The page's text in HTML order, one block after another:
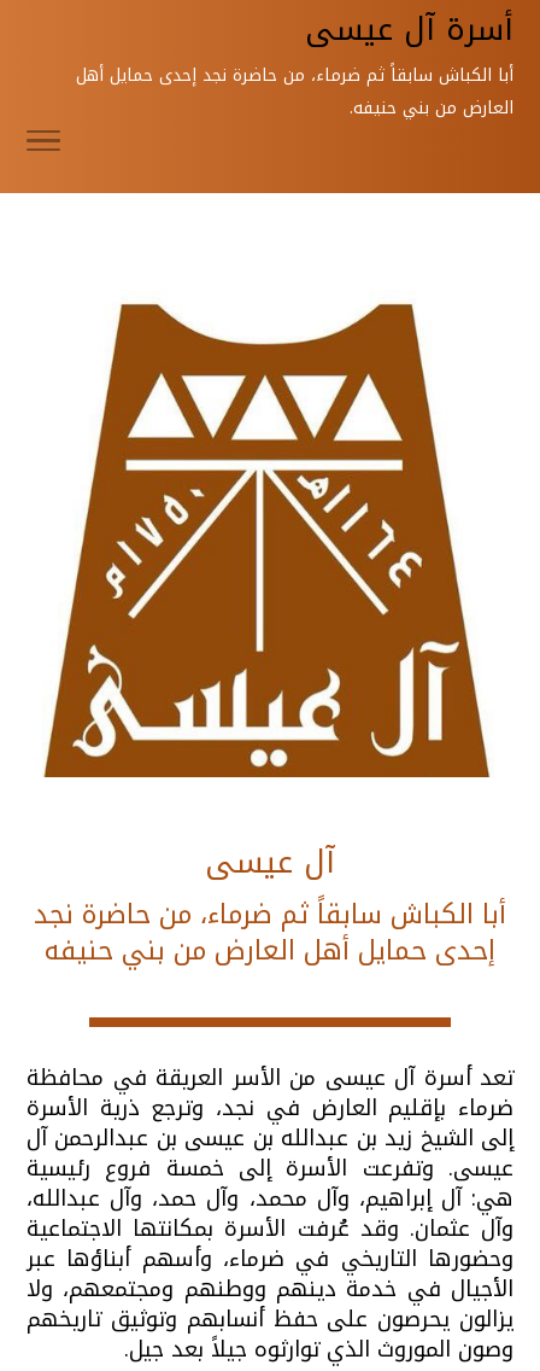
أسرة آل عيسى
أبا الكباش سابقاً ثم ضرماء، من حاضرة نجد إحدى حمايل أهل
العارض من بني حنيفه.
آل عيسى
أبا الكباش سابقاً ثم ضرماء، من حاضرة نجد
إحدى حمايل أهل العارض من بني حنيفه
تعد أسرة آل عيسى من الأسر العريقة في محافظة
ضرماء بإقليم العارض في نجد، وترجع ذرية الأسرة
إلى الشيخ زيد بن عبدالله بن عيسى بن عبدالرحمن آل
عيسى. وتفرعت الأسرة إلى خمسة فروع رئيسية
هي: آل إبراهيم، وآل محمد، وآل حمد، وآل عبدالله،
وآل عثمان. وقد عُرفت الأسرة بمكانتها الاجتماعية
وحضورها التاريخي في ضرماء، وأسهم أبناؤها عبر
الأجيال في خدمة دينهم ووطنهم ومجتمعهم، ولا
يزالون يحرصون على حفظ أنسابهم وتوثيق تاريخهم
وصون الموروث الذي توارثوه جيلاً بعد جيل.